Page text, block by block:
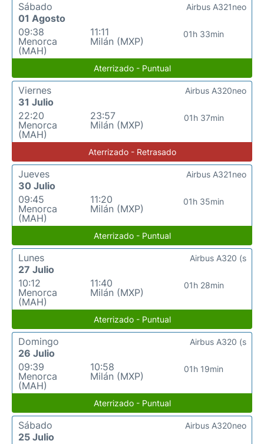
Sábado
01 Agosto
09:38
Menorca
(MAH)
11:11
Milán (MXP)
01h 33min
Airbus A321neo
Aterrizado - Puntual
Viernes
31 Julio
22:20
Menorca
(MAH)
23:57
Milán (MXP)
01h 37min
Airbus A320neo
Aterrizado - Retrasado
Jueves
30 Julio
09:45
Menorca
(MAH)
11:20
Milán (MXP)
01h 35min
Airbus A321neo
Aterrizado - Puntual
Lunes
27 Julio
10:12
Menorca
(MAH)
11:40
Milán (MXP)
01h 28min
Airbus A320 (s
Aterrizado - Puntual
Domingo
26 Julio
09:39
Menorca
(MAH)
10:58
Milán (MXP)
01h 19min
Airbus A320 (s
Aterrizado - Puntual
Sábado
25 Julio
Airbus A320neo